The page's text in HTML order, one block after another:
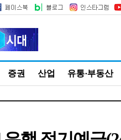
증권 산업 유통·부동산